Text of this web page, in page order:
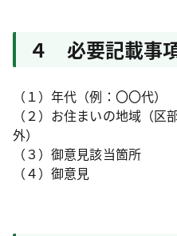
４ 必要記載事
（１）年代（例：〇〇代）
（２）お住まいの地域（
外）
（３）御意見該当箇所
（４）御意見